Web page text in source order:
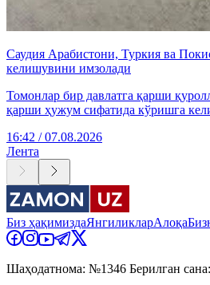
Саудия Арабистони, Туркия ва
келишувини имзолади
Томонлар бир давлатга қарши
қарши ҳужум сифатида кўришга
16:42 / 07.08.2026
Лента
Биз ҳақимиздаЯнгиликларАлоқа
Шаҳодатнома: №1346 Берилган